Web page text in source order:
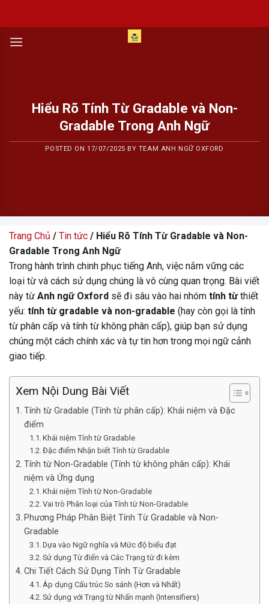
content
Hiểu Rõ Tính Từ Gradable và Non-
Gradable Trong Anh Ngữ
POSTED ON17/07/2025 BY TEAM ANH NGỮ OXFORD
Trang Chủ / Tin tức / Hiểu Rõ Tính Từ Gradable và Non-
Gradable Trong Anh Ngữ
Trong hành trình chinh phục tiếng Anh, việc nắm vững các
loại từ và cách sử dụng chúng là vô cùng quan trọng. Bài viết
này từ Anh ngữ Oxford sẽ đi sâu vào hai nhóm tính từthiết
yếu: tính từ gradable và non-gradable (hay còn gọi là tính
từ phân cấp và tính từ không phân cấp), giúp bạn sử dụng
chúng một cách chính xác và tự tin hơn trong mọi ngữ cảnh
giao tiếp.
Xem Nội Dung Bài Viết
Tính từ Gradable (Tính từ phân cấp): Khái niệm và Đặc
điểm
Khái niệm Tính từ Gradable
Đặc điểm Nhận biết Tính từ Gradable
Tính từ Non-Gradable (Tính từ không phân cấp): Khái
niệm và Ứng dụng
Khái niệm Tính từ Non-Gradable
Vai trò Phân loại của Tính từ Non-Gradable
Phương Pháp Phân Biệt Tính Từ Gradable và Non-
Gradable
Dựa vào Ngữ nghĩa và Mức độ biểu đạt
Sử dụng Từ điển và Các Trạng từ đi kèm
Chi Tiết Cách Sử Dụng Tính Từ Gradable
Áp dụng Cấu trúc So sánh (Hơn và Nhất)
Sử dụng với Trạng từ Nhấn mạnh (Intensifiers)